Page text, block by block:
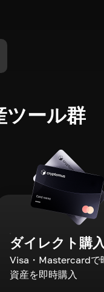
ツール群
ダイレクト購
Visa・Mastercardで
資産を即時購入